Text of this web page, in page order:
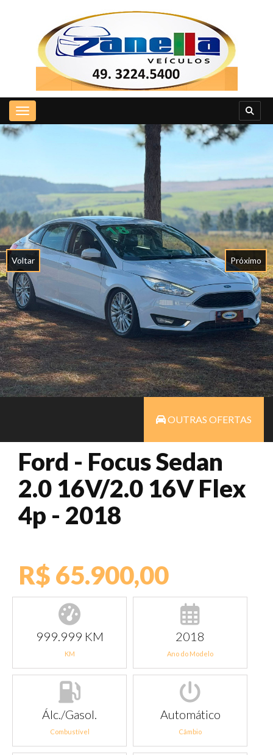
Toggle navigation
Voltar Próximo
OUTRAS OFERTAS
Ford - Focus Sedan
2.0 16V/2.0 16V Flex
4p - 2018
R$ 65.900,00
999.999 KM
KM
2018
Ano do Modelo
Álc./Gasol.
Combustível
Automático
Câmbio